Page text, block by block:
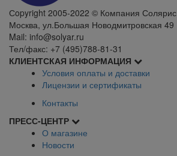
Сopyright 2005-2022 © Компания Солярис
Москва, ул.Большая Новодмитровская 49
Mail: info@solyar.ru
Тел/факс: +7 (495)788-81-31
КЛИЕНТСКАЯ ИНФОРМАЦИЯ
Условия оплаты и доставки
Лицензии и сертификаты
Контакты
ПРЕСС-ЦЕНТР
О магазине
Новости